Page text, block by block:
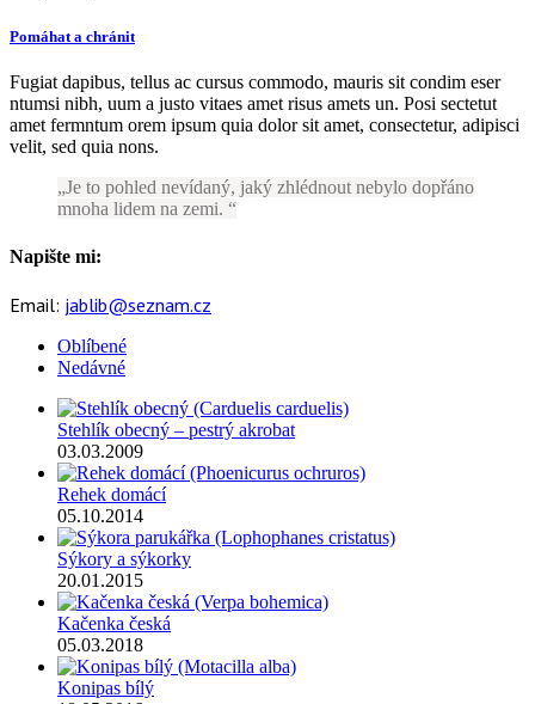
Pomáhat a chránit
Fugiat dapibus, tellus ac cursus commodo, mauris sit condim eser
ntumsi nibh, uum a justo vitaes amet risus amets un. Posi sectetut
amet fermntum orem ipsum quia dolor sit amet, consectetur, adipisci
velit, sed quia nons.
Je to pohled nevídaný, jaký zhlédnout nebylo dopřáno
mnoha lidem na zemi.
Napište mi:
Email: jablib@seznam.cz
Oblíbené
Nedávné
Stehlík obecný – pestrý akrobat
03.03.2009
Rehek domácí
05.10.2014
Sýkory a sýkorky
20.01.2015
Kačenka česká
05.03.2018
Konipas bílý